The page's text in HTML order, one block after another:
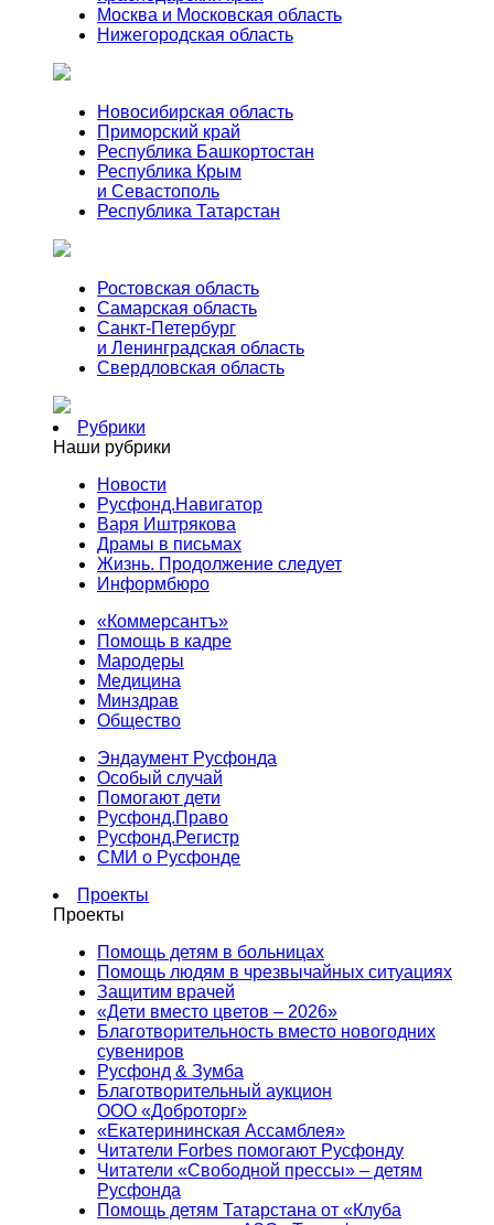
Москва и Московская область
Нижегородская область
Новосибирская область
Приморский край
Республика Башкортостан
Республика Крым
и Севастополь
Республика Татарстан
Ростовская область
Самарская область
Санкт-Петербург
и Ленинградская область
Свердловская область
Рубрики
Наши рубрики
Новости
Русфонд.Навигатор
Варя Иштрякова
Драмы в письмах
Жизнь. Продолжение следует
Информбюро
«Коммерсантъ»
Помощь в кадре
Мародеры
Медицина
Минздрав
Общество
Эндаумент Русфонда
Особый случай
Помогают дети
Русфонд.Право
Русфонд.Регистр
СМИ о Русфонде
Проекты
Проекты
Помощь детям в больницах
Помощь людям в чрезвычайных ситуациях
Защитим врачей
«Дети вместо цветов – 2026»
Благотворительность вместо новогодних
сувениров
Русфонд & Зумба
Благотворительный аукцион
ООО «Доброторг»
«Екатерининская Ассамблея»
Читатели Forbes помогают Русфонду
Читатели «Свободной прессы» – детям
Русфонда
Помощь детям Татарстана от «Клуба